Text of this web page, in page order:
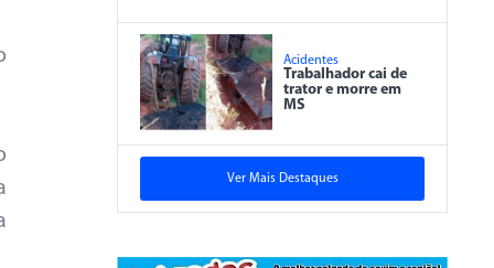
Acidentes
Trabalhador cai de
trator e morre em
MS
Ver Mais Destaques